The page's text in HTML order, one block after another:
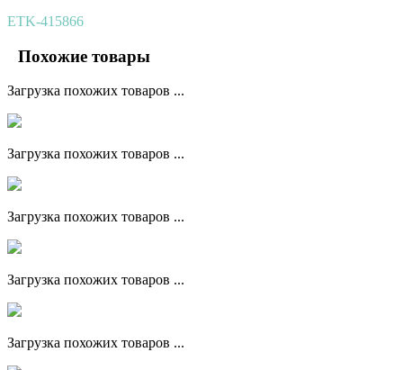
ETK-415866
Похожие товары
Загрузка похожих товаров ...
Загрузка похожих товаров ...
Загрузка похожих товаров ...
Загрузка похожих товаров ...
Загрузка похожих товаров ...